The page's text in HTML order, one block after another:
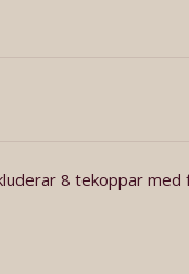
8 tekoppar med